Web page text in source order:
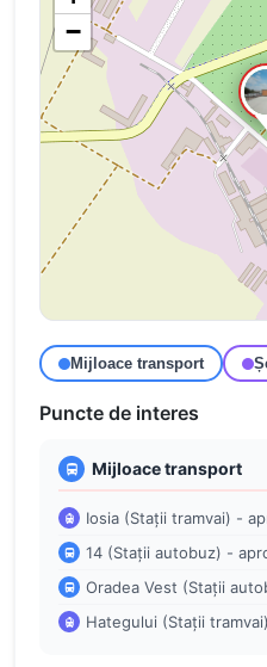
−
Mijloace transport
Puncte de interes
Mijloace transport
Iosia (Stații tramvai) -
14 (Stații autobuz) -
Oradea Vest (Stații
Hategului (Stații